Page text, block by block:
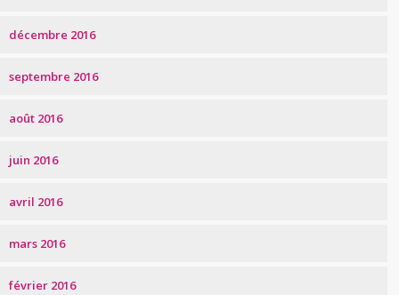
décembre 2016
septembre 2016
août 2016
juin 2016
avril 2016
mars 2016
février 2016